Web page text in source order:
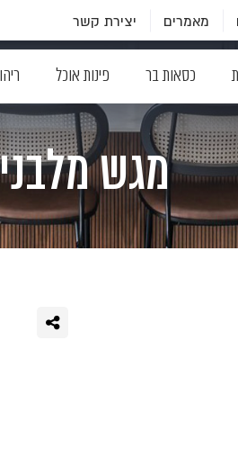
מאמרים יצירת קשר
כסאות בר פינות אוכל
מגש